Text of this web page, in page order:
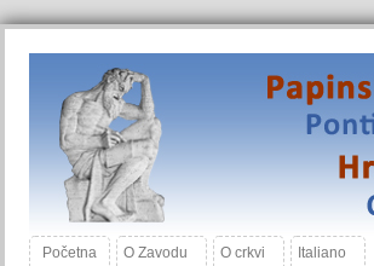
Početna O Zavodu O crkvi Italiano